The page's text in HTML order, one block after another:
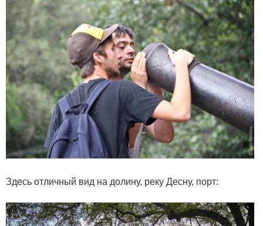
Здесь отличный вид на долину, реку Десну, порт: